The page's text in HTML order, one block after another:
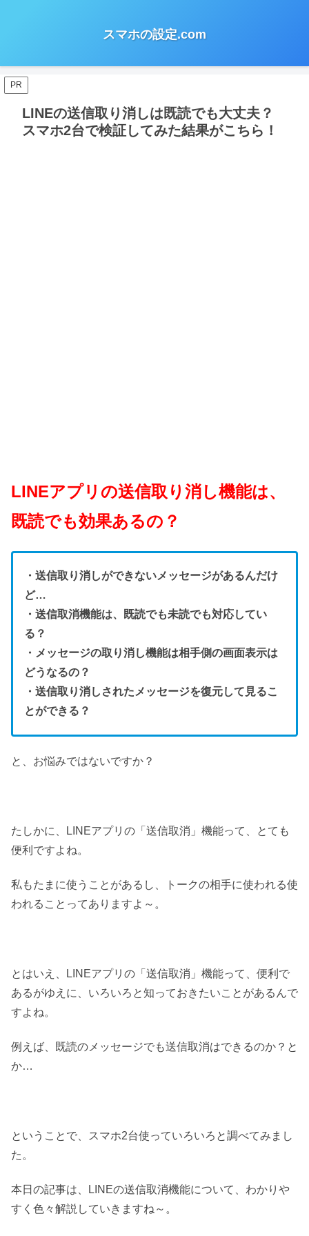
スマホの設定.com
PR
LINEの送信取り消しは既読でも大丈夫？
スマホ2台で検証してみた結果がこちら！
LINEアプリの送信取り消し機能は、
既読でも効果あるの？
・送信取り消しができないメッセージがあるんだけ
ど…
・送信取消機能は、既読でも未読でも対応してい
る？
・メッセージの取り消し機能は相手側の画面表示は
どうなるの？
・送信取り消しされたメッセージを復元して見るこ
とができる？
と、お悩みではないですか？
たしかに、LINEアプリの「送信取消」機能って、とても
便利ですよね。
私もたまに使うことがあるし、トークの相手に使われる使
われることってありますよ～。
とはいえ、LINEアプリの「送信取消」機能って、便利で
あるがゆえに、いろいろと知っておきたいことがあるんで
すよね。
例えば、既読のメッセージでも送信取消はできるのか？と
か…
ということで、スマホ2台使っていろいろと調べてみまし
た。
本日の記事は、LINEの送信取消機能について、わかりや
すく色々解説していきますね～。